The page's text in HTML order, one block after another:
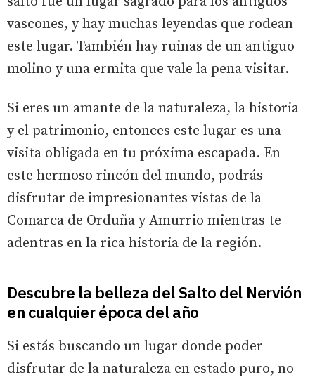
vascones, y hay muchas leyendas que rodean
este lugar. También hay ruinas de un antiguo
molino y una ermita que vale la pena visitar.
Si eres un amante de la naturaleza, la historia
y el patrimonio, entonces este lugar es una
visita obligada en tu próxima escapada. En
este hermoso rincón del mundo, podrás
disfrutar de impresionantes vistas de la
Comarca de Orduña y Amurrio mientras te
adentras en la rica historia de la región.
Descubre la belleza del Salto del Nervión
en cualquier época del año
Si estás buscando un lugar donde poder
disfrutar de la naturaleza en estado puro, no